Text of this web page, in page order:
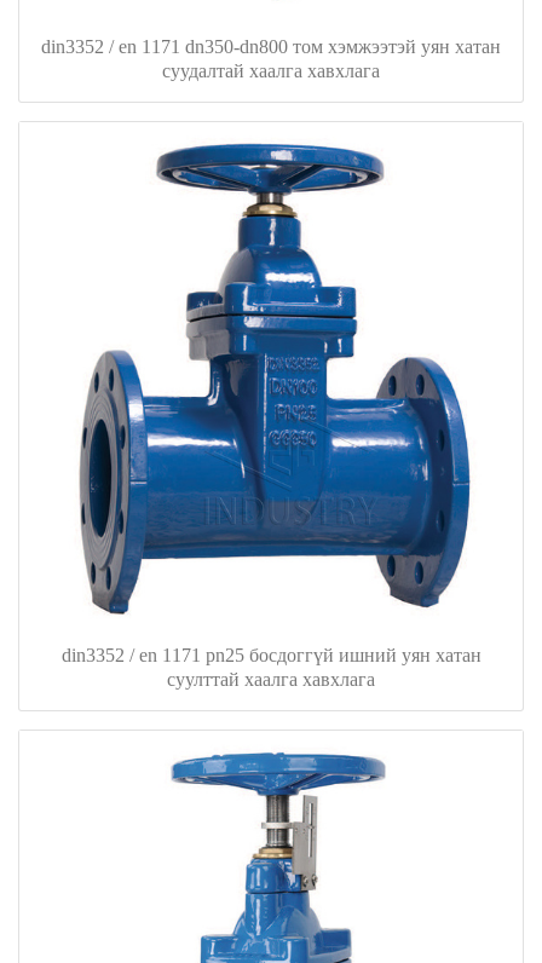
din3352 / en 1171 dn350-dn800 том хэмжээтэй уян хатан
суудалтай хаалга хавхлага
din3352 / en 1171 pn25 босдоггүй ишний уян хатан
суулттай хаалга хавхлага